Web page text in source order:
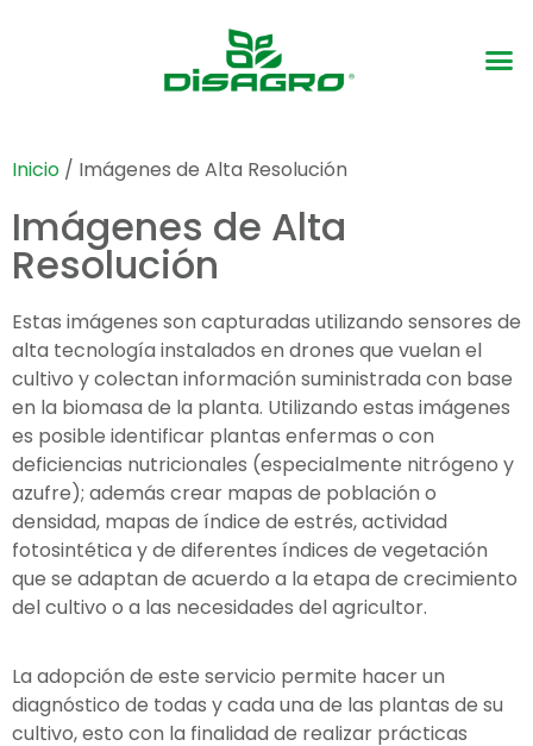
Inicio / Imágenes de Alta Resolución
Imágenes de Alta
Resolución
Estas imágenes son capturadas utilizando sensores de
alta tecnología instalados en drones que vuelan el
cultivo y colectan información suministrada con base
en la biomasa de la planta. Utilizando estas imágenes
es posible identificar plantas enfermas o con
deficiencias nutricionales (especialmente nitrógeno y
azufre); además crear mapas de población o
densidad, mapas de índice de estrés, actividad
fotosintética y de diferentes índices de vegetación
que se adaptan de acuerdo a la etapa de crecimiento
del cultivo o a las necesidades del agricultor.
La adopción de este servicio permite hacer un
diagnóstico de todas y cada una de las plantas de su
cultivo, esto con la finalidad de realizar prácticas